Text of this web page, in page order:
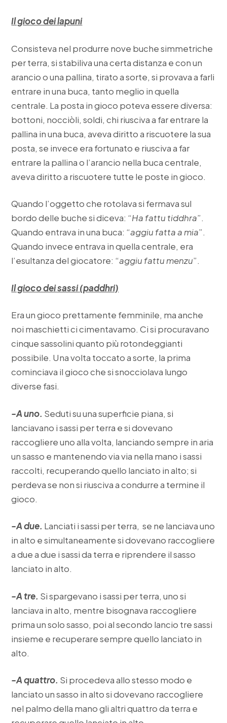
Il gioco dei lapuni
Consisteva nel produrre nove buche simmetriche
per terra, si stabiliva una certa distanza e con un
arancio o una pallina, tirato a sorte, si provava a farli
entrare in una buca, tanto meglio in quella
centrale. La posta in gioco poteva essere diversa:
bottoni, nocciòli, soldi, chi riusciva a far entrare la
pallina in una buca, aveva diritto a riscuotere la sua
posta, se invece era fortunato e riusciva a far
entrare la pallina o l’arancio nella buca centrale,
aveva diritto a riscuotere tutte le poste in gioco.
Quando l’oggetto che rotolava si fermava sul
bordo delle buche si diceva: “Ha fattu tiddhra”.
Quando entrava in una buca: “aggiu fatta a mia”.
Quando invece entrava in quella centrale, era
l’esultanza del giocatore: “aggiu fattu menzu”.
Il gioco dei sassi (paddhri)
Era un gioco prettamente femminile, ma anche
noi maschietti ci cimentavamo. Ci si procuravano
cinque sassolini quanto più rotondeggianti
possibile. Una volta toccato a sorte, la prima
cominciava il gioco che si snocciolava lungo
diverse fasi.
-A uno. Seduti su una superficie piana, si
lanciavano i sassi per terra e si dovevano
raccogliere uno alla volta, lanciando sempre in aria
un sasso e mantenendo via via nella mano i sassi
raccolti, recuperando quello lanciato in alto; si
perdeva se non si riusciva a condurre a termine il
gioco.
-A due. Lanciati i sassi per terra, se ne lanciava uno
in alto e simultaneamente si dovevano raccogliere
a due a due i sassi da terra e riprendere il sasso
lanciato in alto.
-A tre. Si spargevano i sassi per terra, uno si
lanciava in alto, mentre bisognava raccogliere
prima un solo sasso, poi al secondo lancio tre sassi
insieme e recuperare sempre quello lanciato in
alto.
-A quattro. Si procedeva allo stesso modo e
lanciato un sasso in alto si dovevano raccogliere
nel palmo della mano gli altri quattro da terra e